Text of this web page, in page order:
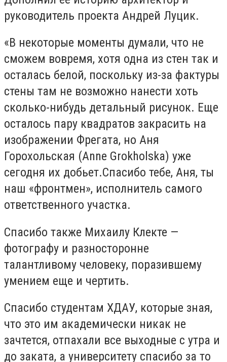
руководитель проекта Андрей Луцик.
«В некоторые моменты думали, что не
сможем вовремя, хотя одна из стен так и
осталась белой, поскольку из-за фактуры
стены там не возможно нанести хоть
сколько-нибудь детальный рисунок. Еще
осталось пару квадратов закрасить на
изображении Фрегата, но Аня
Горохольская (Anne Grokholska) уже
сегодня их добьет.Спасибо тебе, Аня, ты
наш «фронтмен», исполнитель самого
ответственного участка.
Спасибо также Михаилу Клекте —
фотографу и разносторонне
талантливому человеку, поразившему
умением еще и чертить.
Спасибо студентам ХДАУ, которые зная,
что это им академически никак не
зачтется, отпахали все выходные с утра и
до заката, а университету спасибо за то